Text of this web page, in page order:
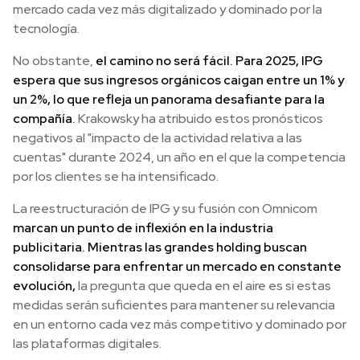
mercado cada vez más digitalizado y dominado por la
tecnología.
No obstante, el camino no será fácil. Para 2025, IPG
espera que sus ingresos orgánicos caigan entre un 1% y
un 2%, lo que refleja un panorama desafiante para la
compañía.Krakowsky ha atribuido estos pronósticos
negativos al "impacto de la actividad relativa a las
cuentas" durante 2024, un año en el que la competencia
por los clientes se ha intensificado.
La reestructuración de IPG y su fusión con Omnicom
marcan un punto de inflexión en la industria
publicitaria. Mientras las grandes holding buscan
consolidarse para enfrentar un mercado en constante
evolución,la pregunta que queda en el aire es si estas
medidas serán suficientes para mantener su relevancia
en un entorno cada vez más competitivo y dominado por
las plataformas digitales.